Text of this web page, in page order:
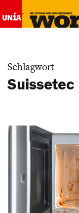
Schlagwort
Suissetec